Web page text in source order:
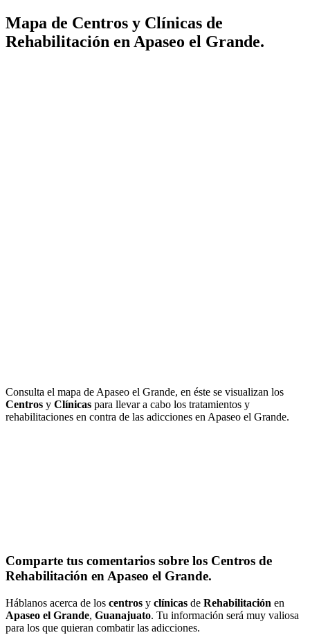
Mapa de Centros y Clínicas de
Rehabilitación en Apaseo el Grande.
Consulta el mapa de Apaseo el Grande, en éste se visualizan los
Centros y Clínicas para llevar a cabo los tratamientos y
rehabilitaciones en contra de las adicciones en Apaseo el Grande.
Comparte tus comentarios sobre los Centros de
Rehabilitación en Apaseo el Grande.
Háblanos acerca de los centros y clínicas de Rehabilitación en
Apaseo el Grande, Guanajuato. Tu información será muy valiosa
para los que quieran combatir las adicciones.